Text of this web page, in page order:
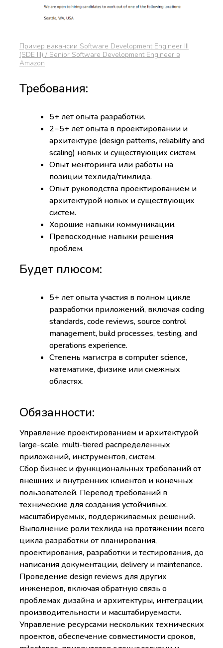
5+ лет опыта разработки.
2−5+ лет опыта в проектировании и
архитектуре (design patterns, reliability and
scaling) новых и существующих систем.
Опыт менторинга или работы на
позиции техлида/тимлида.
Опыт руководства проектированием и
архитектурой новых и существующих
систем.
Хорошие навыки коммуникации.
Превосходные навыки решения
проблем.
5+ лет опыта участия в полном цикле
разработки приложений, включая coding
standards, code reviews, source control
management, build processes, testing, and
operations experience.
Степень магистра в computer science,
математике, физике или смежных
областях.
Пример вакансии Software Development Engineer III
(SDE III) / Senior Software Development Engineer в
Amazon
Требования:
Будет плюсом:
Обязанности:
Управление проектированием и архитектурой
large-scale, multi-tiered распределенных
приложений, инструментов, систем.
Сбор бизнес и функциональных требований от
внешних и внутренних клиентов и конечных
пользователей. Перевод требований в
технические для создания устойчивых,
масштабируемых, поддерживаемых решений.
Выполнение роли техлида на протяжении всего
цикла разработки от планирования,
проектирования, разработки и тестирования, до
написания документации, delivery и maintenance.
Проведение design reviews для других
инженеров, включая обратную связь о
проблемах дизайна и архитектуры, интеграции,
производительности и масштабируемости.
Управление ресурсами нескольких технических
проектов, обеспечение совместимости сроков,